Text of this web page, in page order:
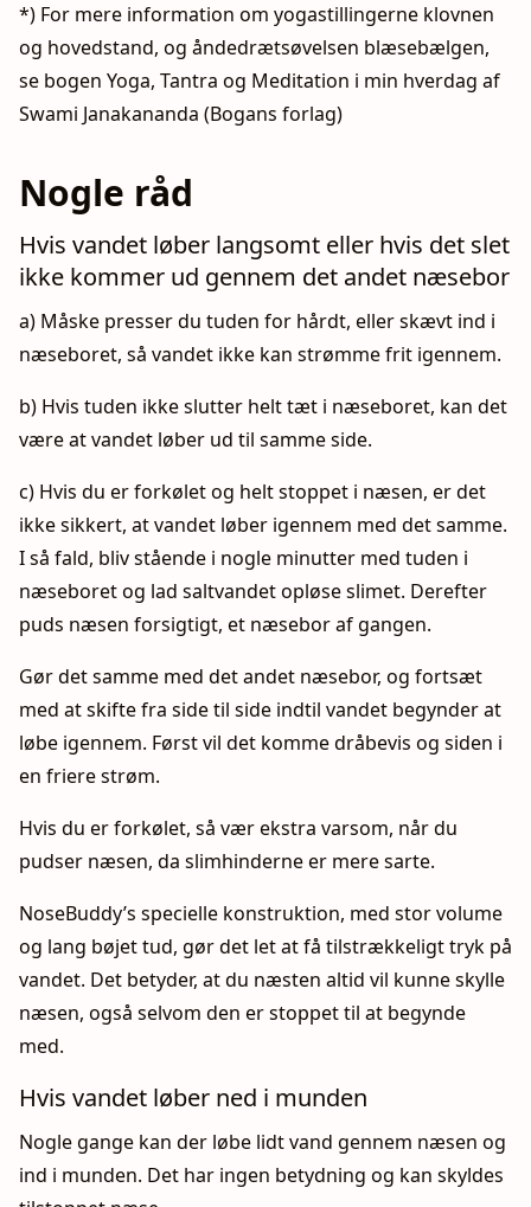
*) For mere information om yogastillingerne klovnen
og hovedstand, og åndedrætsøvelsen blæsebælgen,
se bogen Yoga, Tantra og Meditation i min hverdag af
Swami Janakananda (Bogans forlag)
Nogle råd
Hvis vandet løber langsomt eller hvis det slet
ikke kommer ud gennem det andet næsebor
a) Måske presser du tuden for hårdt, eller skævt ind i
næseboret, så vandet ikke kan strømme frit igennem.
b) Hvis tuden ikke slutter helt tæt i næseboret, kan det
være at vandet løber ud til samme side.
c) Hvis du er forkølet og helt stoppet i næsen, er det
ikke sikkert, at vandet løber igennem med det samme.
I så fald, bliv stående i nogle minutter med tuden i
næseboret og lad saltvandet opløse slimet. Derefter
puds næsen forsigtigt, et næsebor af gangen.
Gør det samme med det andet næsebor, og fortsæt
med at skifte fra side til side indtil vandet begynder at
løbe igennem. Først vil det komme dråbevis og siden i
en friere strøm.
Hvis du er forkølet, så vær ekstra varsom, når du
pudser næsen, da slimhinderne er mere sarte.
NoseBuddy’s specielle konstruktion, med stor volume
og lang bøjet tud, gør det let at få tilstrækkeligt tryk på
vandet. Det betyder, at du næsten altid vil kunne skylle
næsen, også selvom den er stoppet til at begynde
med.
Hvis vandet løber ned i munden
Nogle gange kan der løbe lidt vand gennem næsen og
ind i munden. Det har ingen betydning og kan skyldes